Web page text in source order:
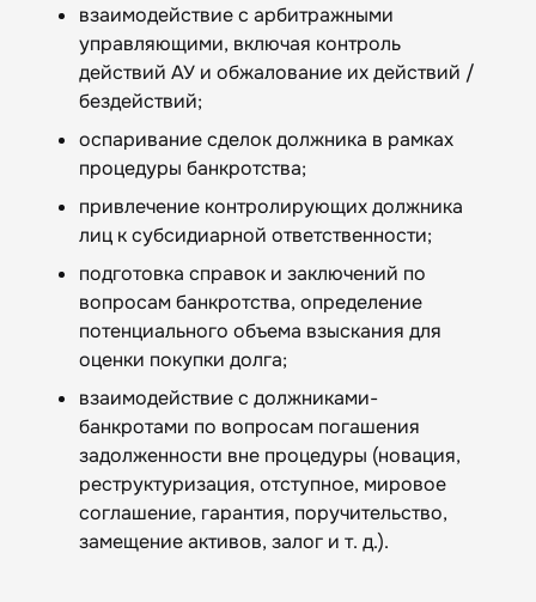
взаимодействие с арбитражными
управляющими, включая контроль
действий АУ и обжалование их действий /
бездействий;
оспаривание сделок должника в рамках
процедуры банкротства;
привлечение контролирующих должника
лиц к субсидиарной ответственности;
подготовка справок и заключений по
вопросам банкротства, определение
потенциального объема взыскания для
оценки покупки долга;
взаимодействие с должниками-
банкротами по вопросам погашения
задолженности вне процедуры (новация,
реструктуризация, отступное, мировое
соглашение, гарантия, поручительство,
замещение активов, залог и т. д.).